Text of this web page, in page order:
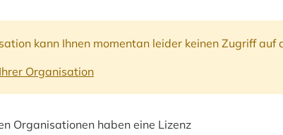
kann Ihnen momentan leider keinen Zugriff auf
Organisation
Organisationen haben eine Lizenz